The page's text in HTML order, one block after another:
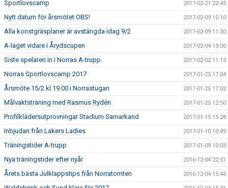
Sportlovscamp 2017-02-21 22:45
Nytt datum för årsmötet OBS! 2017-02-09 15:10
Alla konstgräsplaner är avstängda idag 9/2 2017-02-09 11:30
A-laget vidare i Årydscupen 2017-02-04 13:00
Siste spelaren in i Norras A-trupp. 2017-02-02 11:13
Norras Sportlovscamp 2017 2017-01-25 17:04
Årsmöte 15/2 kl.19.00 i Norrastugan 2017-01-25 17:02
Målvaktsträning med Rasmus Rydén 2017-01-25 12:50
Profilklädersutprovningar Stadium Samarkand 2017-01-15 15:28
Inbjudan från Lakers Ladies 2017-01-10 10:49
Träningstider A-trupp 2017-01-09 10:03
Nya träningstider efter nyår 2016-12-04 22:51
Årets bästa Julklappstips från Norratomten 2016-12-04 15:46